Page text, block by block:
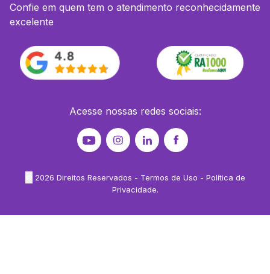
Confie em quem tem o atendimento reconhecidamente
excelente
Acesse nossas redes sociais:
2026 Direitos Reservados - Termos de Uso - Política de
Privacidade.